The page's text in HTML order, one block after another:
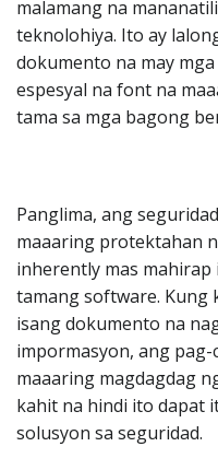
malamang na
teknolohiya. Ito ay
dokumento na may
espesyal na font na
tama sa mga bagong
Panglima, ang
maaaring protektahan
inherently mas
tamang software. Kung
isang dokumento na
impormasyon, ang pag-
maaaring magdagdag
kahit na hindi ito dapat
solusyon sa seguridad.